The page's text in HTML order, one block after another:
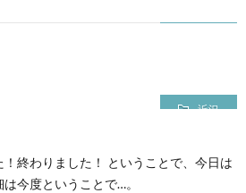
近況
終わりました！ ということで、今日は
今度ということで…。